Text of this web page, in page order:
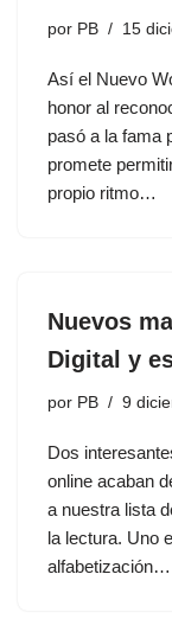
por PB 15
Así el Nuevo
honor al
pasó a la fama
promete
propio ritmo…
Nuevos
Digital y
por PB 9
Dos
online acaban
a nuestra lista
la lectura. Uno
alfabetización…